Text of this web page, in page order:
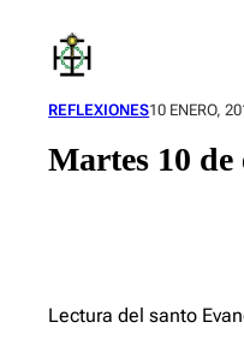
contenido
REFLEXIONES10 ENERO,
Martes 10
Lectura del santo